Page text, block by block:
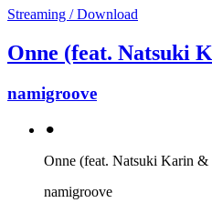
Streaming / Download
Onne (feat. Natsuki
namigroove
⚫︎
Onne (feat. Natsuki Karin &
namigroove